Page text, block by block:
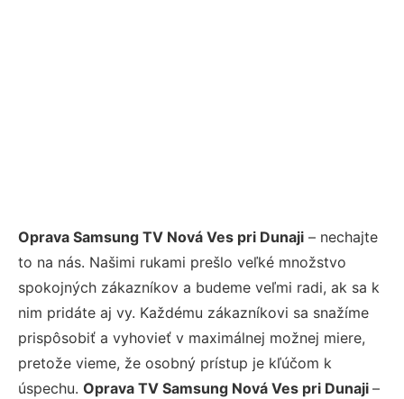
Oprava Samsung TV Nová Ves pri Dunaji – nechajte
to na nás. Našimi rukami prešlo veľké množstvo
spokojných zákazníkov a budeme veľmi radi, ak sa k
nim pridáte aj vy. Každému zákazníkovi sa snažíme
prispôsobiť a vyhovieť v maximálnej možnej miere,
pretože vieme, že osobný prístup je kľúčom k
úspechu. Oprava TV Samsung Nová Ves pri Dunaji –